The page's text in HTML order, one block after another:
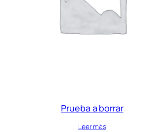
Prueba a borrar
Leer más